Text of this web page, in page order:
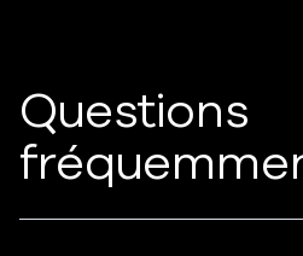
Questions